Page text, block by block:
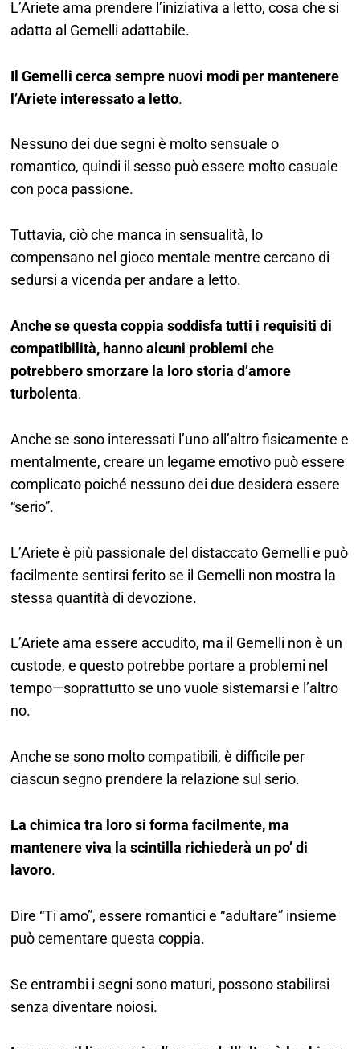
L’Ariete ama prendere l’iniziativa a letto, cosa che si
adatta al Gemelli adattabile.
Il Gemelli cerca sempre nuovi modi per mantenere
l’Ariete interessato a letto.
Nessuno dei due segni è molto sensuale o
romantico, quindi il sesso può essere molto casuale
con poca passione.
Tuttavia, ciò che manca in sensualità, lo
compensano nel gioco mentale mentre cercano di
sedursi a vicenda per andare a letto.
Anche se questa coppia soddisfa tutti i requisiti di
compatibilità, hanno alcuni problemi che
potrebbero smorzare la loro storia d’amore
turbolenta.
Anche se sono interessati l’uno all’altro fisicamente e
mentalmente, creare un legame emotivo può essere
complicato poiché nessuno dei due desidera essere
“serio”.
L’Ariete è più passionale del distaccato Gemelli e può
facilmente sentirsi ferito se il Gemelli non mostra la
stessa quantità di devozione.
L’Ariete ama essere accudito, ma il Gemelli non è un
custode, e questo potrebbe portare a problemi nel
tempo—soprattutto se uno vuole sistemarsi e l’altro
no.
Anche se sono molto compatibili, è difficile per
ciascun segno prendere la relazione sul serio.
La chimica tra loro si forma facilmente, ma
mantenere viva la scintilla richiederà un po’ di
lavoro.
Dire “Ti amo”, essere romantici e “adultare” insieme
può cementare questa coppia.
Se entrambi i segni sono maturi, possono stabilirsi
senza diventare noiosi.